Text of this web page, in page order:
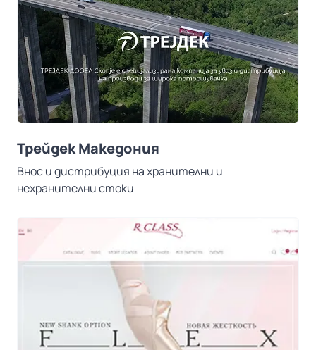
Трейдек Македония
Внос и дистрибуция на хранителни и
нехранителни стоки